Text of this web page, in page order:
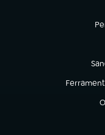
(abre em